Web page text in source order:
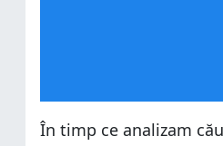
În timp ce analizam